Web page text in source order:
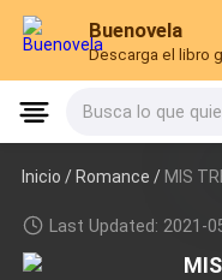
Buenovela
Descarga el libro
Busca lo que
Inicio /Romance / MIS
Last Updated: 2021-